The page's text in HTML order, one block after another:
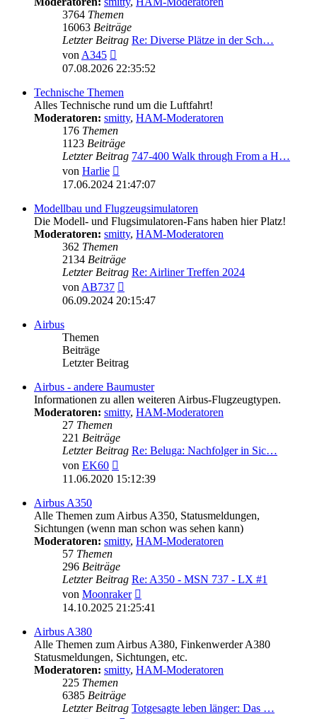
3764 Themen
16063 Beiträge
Letzter Beitrag Re: Diverse Plätze in der Sch…
vonA345
Beitrag
07.08.2026 22:35:52
Technische Themen
Alles Technische rund um die Luftfahrt!
Moderatoren: smitty, HAM-Moderatoren
176 Themen
1123 Beiträge
Letzter Beitrag 747-400 Walk through From a H…
von Harlie
Beitrag
17.06.2024 21:47:07
Modellbau und Flugzeugsimulatoren
Die Modell- und Flugsimulatoren-Fans haben hier Platz!
Moderatoren: smitty, HAM-Moderatoren
362 Themen
2134 Beiträge
Letzter Beitrag Re: Airliner Treffen 2024
vonAB737
Beitrag
06.09.2024 20:15:47
Airbus
Themen
Beiträge
Letzter Beitrag
Airbus - andere Baumuster
Informationen zu allen weiteren Airbus-Flugzeugtypen.
Moderatoren: smitty, HAM-Moderatoren
27 Themen
221 Beiträge
Letzter Beitrag Re: Beluga: Nachfolger in Sic…
von EK60
Beitrag
11.06.2020 15:12:39
Airbus A350
Alle Themen zum Airbus A350, Statusmeldungen,
Sichtungen (wenn man schon was sehen kann)
Moderatoren: smitty, HAM-Moderatoren
57 Themen
296 Beiträge
Letzter Beitrag Re: A350 - MSN 737 - LX #1
von Moonraker
Beitrag
14.10.2025 21:25:41
Airbus A380
Alle Themen zum Airbus A380, Finkenwerder A380
Statusmeldungen, Sichtungen, etc.
Moderatoren: smitty, HAM-Moderatoren
225 Themen
6385 Beiträge
Letzter Beitrag Totgesagte leben länger: Das …